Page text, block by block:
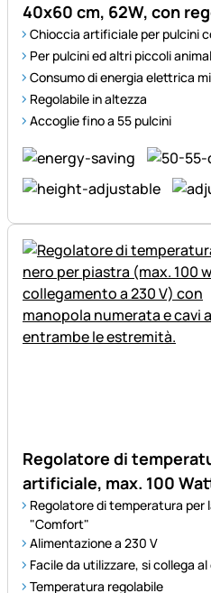
40x60 cm, 62W, con
Chioccia artificiale per pulcini
Per pulcini ed altri piccoli
Consumo di energia elettrica
Regolabile in altezza
Accoglie fino a 55 pulcini
Regolatore di
artificiale, max. 100
Regolatore di temperatura
"Comfort"
Alimentazione a 230 V
Facile da utilizzare, si collega
Temperatura regolabile